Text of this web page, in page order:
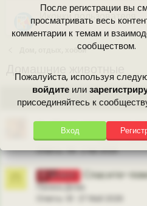
После регистрации вы
просматривать весь
комментарии к темам и
сообществом.
Пожалуйста, используя
войдите или
присоединяйтесь к
Вход
Иконки пользователя
Ваши собственные
Аналитика от Ассистента
Новая система
Дом, отдых, хобби
Домашние животные
🕒 Наши домашние
Скрип колеса кошки
Ответы 119 2 Авг 2026
ВАЖНО Спасите-
Папина Дочка
Ответы
27 Май 2026